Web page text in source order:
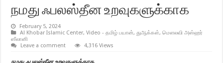
நமது ஃபலஸ்தீன உறவுகளுக்காக
February 5, 2024
Al Khobar Islamic Center,Video - தமிழ் பயான்,துஆக்கள்,மௌலவி அஸ்ஹர்
ஸீலானி
Leave a comment
4,316 Views